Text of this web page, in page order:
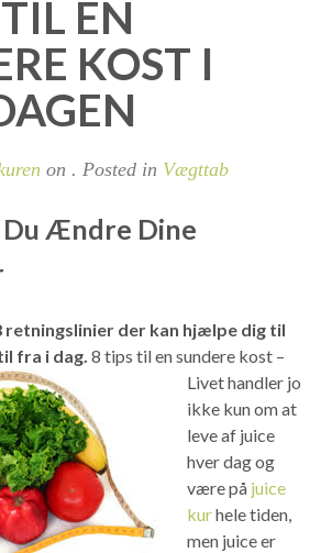
EN
KOST I
on . Posted in Vægttab
Du Ændre Dine
retningslinier der kan hjælpe dig til
fra i dag. 8 tips til en sundere kost –
Livet handler jo
ikke kun om at
leve af juice
hver dag og
være på juice
kurhele tiden,
men juice er